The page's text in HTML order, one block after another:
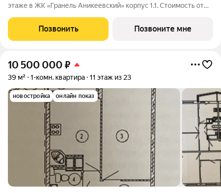
этаже в ЖК «Гранель Аникеевский» корпус 1.1. Стоимость от
односторонняя, окна на улицу. Проект расположился в
экологически чистом районе
Позвонить Позвоните мне
10 500 000 ₽
39 м² 1-комн. квартира 11 этаж из 23
новостройка онлайн показ